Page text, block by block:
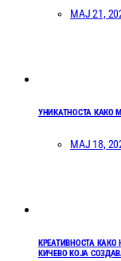
МАЈ 21,
УНИКАТНОСТА КАКО
МАЈ 18,
КРЕАТИВНОСТА
КИЧЕВО КОЈА